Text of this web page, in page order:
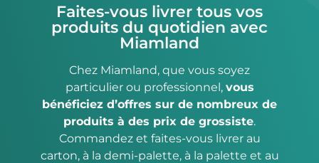
Faites-vous livrer tous vos
produits du quotidien avec
Miamland
Chez Miamland, que vous soyez
particulier ou professionnel, vous
bénéficiez d’offres sur de nombreux de
produits à des prix de grossiste.
Commandez et faites-vous livrer au
carton, à la demi-palette, à la palette et au